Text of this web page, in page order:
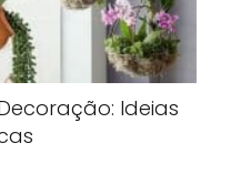
Ideias